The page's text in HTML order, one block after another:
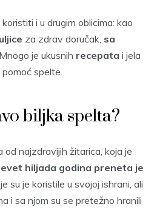
i u drugim oblicima: kao
za zdrav doručak, sa
je ukusnih recepata i jela
spelte.
biljka spelta?
od najzdravijih žitarica, koja je
hiljada godina preneta je
su je koristile u svojoj ishrani, ali
i sa njom su se pretežno hranili